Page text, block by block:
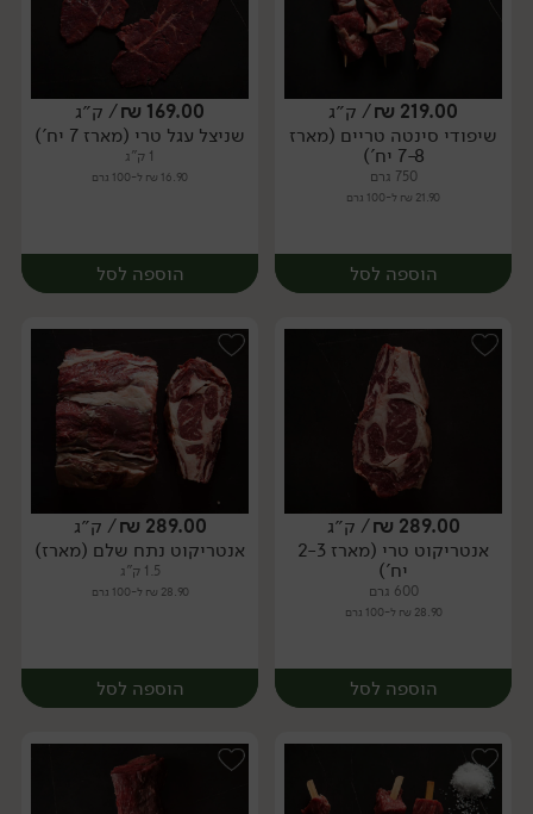
מארז מארז
219.00
₪/ ק״ג
שיפודי סינטה טריים (מארז
7-8 יח')
750 גרם
21.90 ₪ ל-100 גרם
הוספה לסל
מארז
169.00
₪/ ק״ג
שניצל עגל טרי (מארז 7 יח')
1 ק"ג
16.90 ₪ ל-100 גרם
הוספה לסל
מארז
289.00
₪/ ק״ג
אנטריקוט טרי (מארז 2-3
יח')
600 גרם
28.90 ₪ ל-100 גרם
הוספה לסל
289.00
₪/ ק״ג
אנטריקוט נתח שלם (מארז)
1.5 ק"ג
28.90 ₪ ל-100 גרם
הוספה לסל